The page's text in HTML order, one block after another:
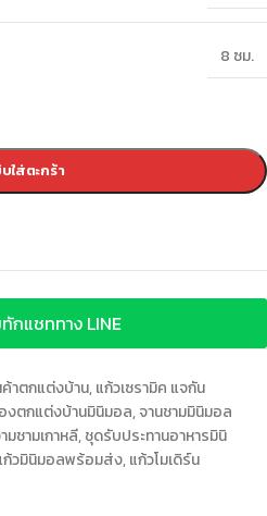
8 ซม.
ใส่ตะกร้า
กแชททาง LINE
าตกแต่งบ้าน,แก้วเซรามิค แจกัน
งตกแต่งบ้านมินิมอล,จานชามมินิมอล
มชามเกาหลี,ชุดรับประทานอาหารมินิ
ก้วมินิมอลพร้อมส่ง,แก้วโมเดิร์น